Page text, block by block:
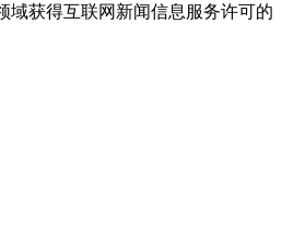
域获得互联网新闻信息服务许可的